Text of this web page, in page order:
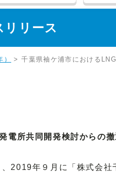
リリース
> 千葉県袖ケ浦市における
電所共同開発検討からの
2019年９月に「株式会社